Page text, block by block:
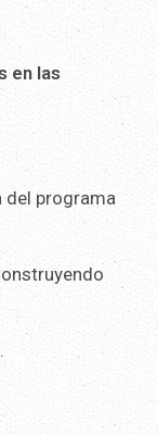
en las
del programa